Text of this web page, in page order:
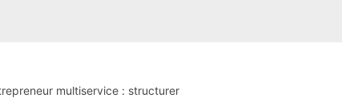
multiservice : structurer